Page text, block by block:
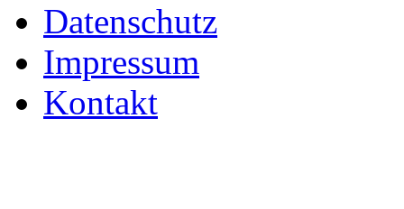
Datenschutz
Impressum
Kontakt